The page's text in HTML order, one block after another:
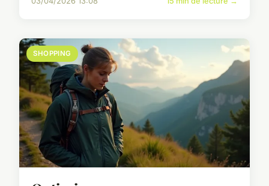
SHOPPING